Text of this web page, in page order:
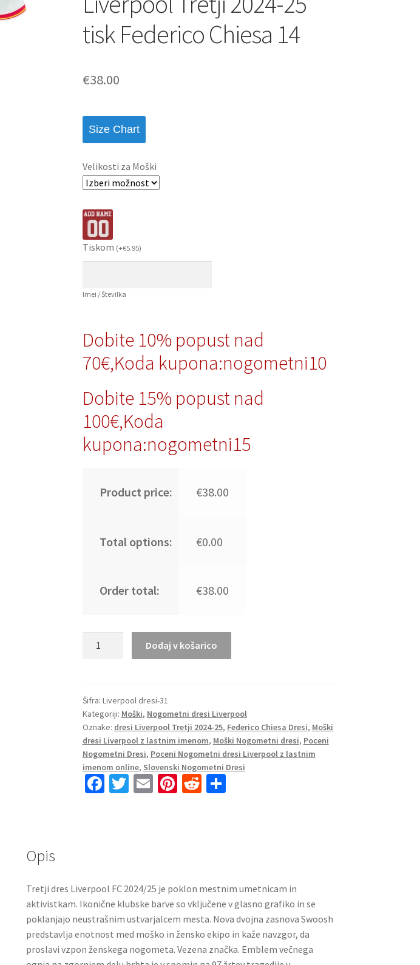
tisk Federico Chiesa 14
€38.00
Size Chart
Velikosti za Moški
Tiskom (+€5.95)
Imei / Številka
Dobite 10% popust nad
70€,Koda kupona:nogometni10
Dobite 15% popust nad
100€,Koda
kupona:nogometni15
Product price: €38.00
Total options: €0.00
Order total: €38.00
dresi
Liverpool
Tretji
2024-
25
tisk
Federico
Dodaj v košarico
Šifra: Liverpool dresi-31
Kategoriji: Moški, Nogometni dresi Liverpool
Oznake: dresi Liverpool Tretji 2024-25, Federico Chiesa Dresi, Moški
dresi Liverpool z lastnim imenom, Moški Nogometni dresi, Poceni
Nogometni Dresi, Poceni Nogometni dresi Liverpool z lastnim
imenom online, Slovenski Nogometni Dresi
Fa
k
T E Pi R S
Opis
Tretji dres Liverpool FC 2024/25 je poklon mestnim umetnicam in
aktivistkam. Ikonične klubske barve so vključene v glasno grafiko in se
poklanjajo neustrašnim ustvarjalcem mesta. Nova dvojna zasnova Swoosh
predstavlja enotnost med moško in žensko ekipo in kaže navzgor, da
proslavi vzpon ženskega nogometa. Vezena značka. Emblem večnega